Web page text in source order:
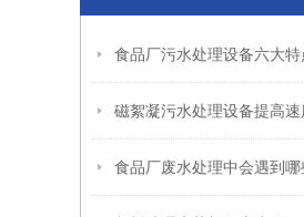
食品厂污水处理设备六大特
磁絮凝污水处理设备提高
食品厂废水处理中会遇到哪